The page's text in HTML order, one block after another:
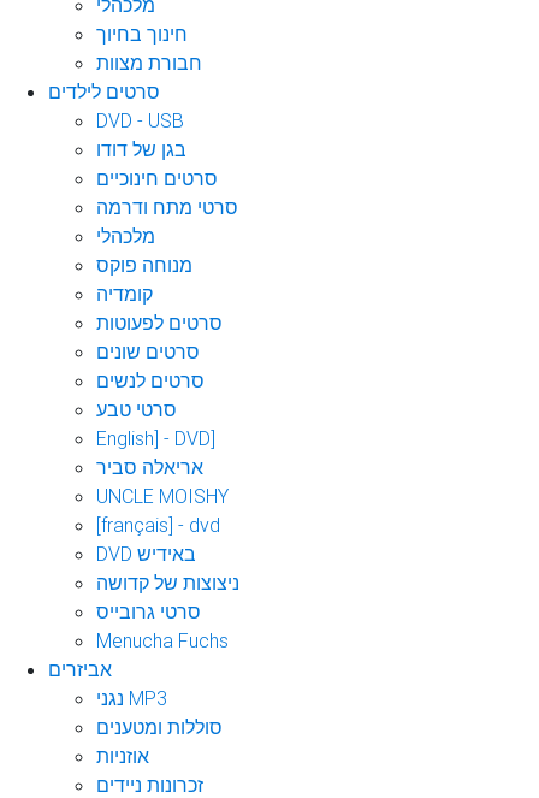
חינוך בחיוך
חבורת מצוות
סרטים לילדים
DVD - USB
בגן של דודו
סרטים חינוכיים
סרטי מתח ודרמה
מלכהלי
מנוחה פוקס
קומדיה
סרטים לפעוטות
סרטים שונים
סרטים לנשים
סרטי טבע
English] - DVD]
אריאלה סביר
UNCLE MOISHY
[français] - dvd
DVD באידיש
ניצוצות של קדושה
סרטי גרובייס
Menucha Fuchs
אביזרים
נגני MP3
סוללות ומטענים
אוזניות
זכרונות ניידים